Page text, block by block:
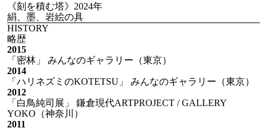
《刻を積む塔》2024年
絹、墨、岩絵の具
HISTORY
略歴
2015
「密林」 みんなのギャラリー（東京）
2014
「ハリネズミのKOTETSU」 みんなのギャラリー（東京）
2012
「白鳥純司展」 鎌倉現代ARTPROJECT / GALLERY
YOKO（神奈川）
2011